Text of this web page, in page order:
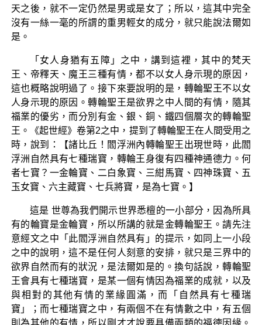
天之後，就不一定仍然是男或是女了；所以，這其中完全
沒有一絲一毫的所謂的重男輕女的成分，就只能說法爾如
是。
「女人身猶有五障」之中，講到這裡，其中的梵天
王、帝釋天、魔王三種有情，都不以女人身示現的原因，
這也概略說明過了。接下來要說明的是，轉輪聖王不以女
人身示現的原因。轉輪聖王是欲界之中人間的有情，隨其
福業的優劣，而分別有金、銀、銅、鐵四個層次的轉輪聖
王。《起世經》卷第2之中，提到了轉輪聖王在人間受用之
時，說到：【諸比丘！閻浮洲內轉輪聖王出現世時，此閻
浮洲自然具有七種瑞寶，轉輪王身復有四種神通德力。何
者七寶？一金輪寶、二白象寶、三紺馬寶、四神珠寶、五
玉女寶、六主藏寶、七兵將寶，是為七寶。】
這是 世尊為我們開示世界悉檀的一小部分，因為所具
有的輪寶是金輪寶，所以所講的就是金轉輪聖王。請先注
意經文之中「此閻浮洲自然具有」的提示，如同上一小段
之中的說明，這不是任何人刻意的安排，就只是三界中的
欲界自然而有的狀況，是法爾如是的。換句話說，轉輪聖
王會具有七種瑞寶，是某一個有情因為福業的成就，以及
與相對的其他有情的業緣圓滿，而「自然具有七種瑞
寶」；而七種瑞寶之中，有兩個不在有情數之中，有五個
則為其他的有情，所以剛才才說要具備兩類的福德因緣。